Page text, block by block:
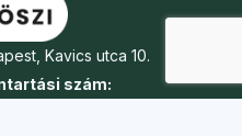
Kavics utca 10.
szám: